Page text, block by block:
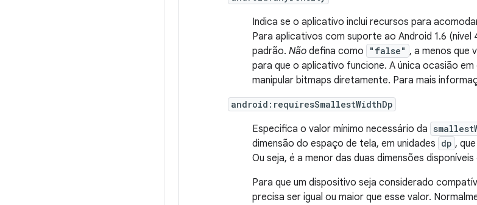
Indica se o aplicativo inclui recursos para
Para aplicativos com suporte ao Android 1.6 (nível
padrão. Não defina como "false" , a menos que
para que o aplicativo funcione. A única ocasião
manipular bitmaps diretamente. Para mais
android:requiresSmallestWidthDp
Especifica o valor mínimo necessário da
dimensão do espaço de tela, em unidades dp ,
Ou seja, é a menor das duas dimensões
Para que um dispositivo seja considerado
precisa ser igual ou maior que esse valor.